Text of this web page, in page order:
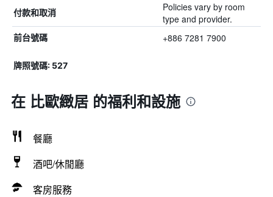
付款和取消
Policies vary by room
type and provider.
前台號碼 +886 7281 7900
牌照號碼: 527
在 比歐緻居 的福利和設施
餐廳
酒吧/休閒廳
客房服務